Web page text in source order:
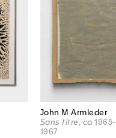
John M Armleder
Sans titre , ca 1965-
1967